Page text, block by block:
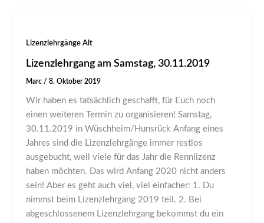
Lizenzlehrgänge Alt
Lizenzlehrgang am Samstag, 30.11.2019
Marc /8. Oktober 2019
Wir haben es tatsächlich geschafft, für Euch noch
einen weiteren Termin zu organisieren! Samstag,
30.11.2019 in Wüschheim/Hunsrück Anfang eines
Jahres sind die Lizenzlehrgänge immer restlos
ausgebucht, weil viele für das Jahr die Rennlizenz
haben möchten. Das wird Anfang 2020 nicht anders
sein! Aber es geht auch viel, viel einfacher: 1. Du
nimmst beim Lizenzlehrgang 2019 teil. 2. Bei
abgeschlossenem Lizenzlehrgang bekommst du ein